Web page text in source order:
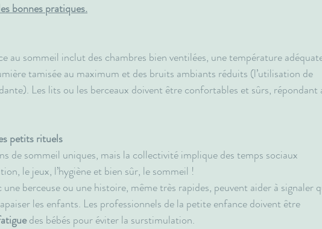
bonnes pratiques.
au sommeil inclut des chambres bien ventilées, une température
tamisée au maximum et des bruits ambiants réduits (l’utilisation de
Les lits ou les berceaux doivent être confortables et sûrs, répondant
petits rituels
de sommeil uniques, mais la collectivité implique des temps sociaux
le jeux, l’hygiène et bien sûr, le sommeil !
une berceuse ou une histoire, même très rapides, peuvent aider à signaler
les enfants. Les professionnels de la petite enfance doivent être
des bébés pour éviter la surstimulation.